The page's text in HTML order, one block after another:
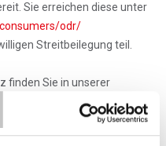
Sie erreichen diese unter
odr/
Streitbeilegung teil.
finden Sie in unserer